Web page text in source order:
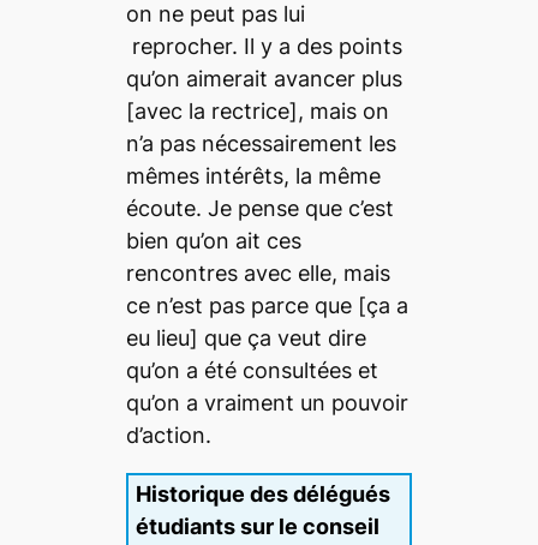
on ne peut pas lui
reprocher. Il y a des points
qu’on aimerait avancer plus
[avec la rectrice], mais on
n’a pas nécessairement les
mêmes intérêts, la même
écoute. Je pense que c’est
bien qu’on ait ces
rencontres avec elle, mais
ce n’est pas parce que [ça a
eu lieu] que ça veut dire
qu’on a été consultées et
qu’on a vraiment un pouvoir
d’action.
Historique des délégués
étudiants sur le conseil